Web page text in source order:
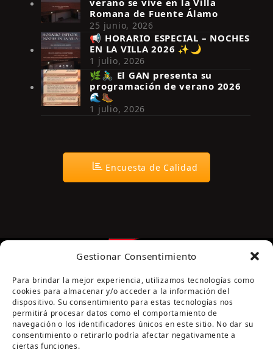
Gestionar Consentimiento
Para brindar la mejor experiencia, utilizamos tecnologías como
cookies para almacenar y/o acceder a la información del
dispositivo. Su consentimiento para estas tecnologías nos
permitirá procesar datos como el comportamiento de
navegación o los identificadores únicos en este sitio. No dar su
consentimiento o retirarlo podría afectar negativamente a
ciertas funciones.
Síguenos en Instagram
Romana de Fuente Álamo
25 junio, 2026
📢 HORARIO ESPECIAL – NOCHES
EN LA VILLA 2026 ✨🌙
1 julio, 2026
🌿🚴‍♂️ El GAN presenta su
programación de verano 2026
🌊🥾
1 julio, 2026
Encuesta de Calidad
Página cofinanciada por la Diputación de Córdoba